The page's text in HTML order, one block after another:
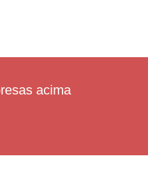
acima